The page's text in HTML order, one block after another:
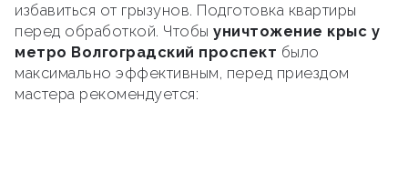
избавиться от грызунов. Подготовка квартиры
перед обработкой. Чтобы уничтожение крыс у
метро Волгоградский проспект было
максимально эффективным, перед приездом
мастера рекомендуется: